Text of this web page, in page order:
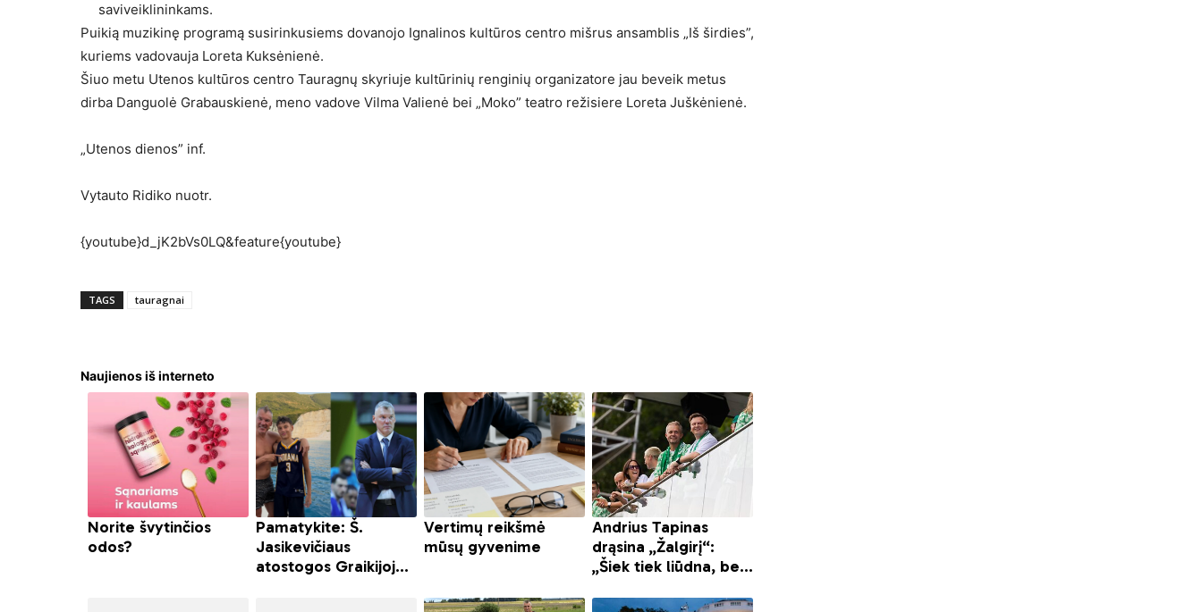
saviveiklininkams.
Puikią muzikinę programą susirinkusiems dovanojo Ignalinos kultūros centro mišrus ansamblis „Iš širdies”,
kuriems vadovauja Loreta Kuksėnienė.
Šiuo metu Utenos kultūros centro Tauragnų skyriuje kultūrinių renginių organizatore jau beveik metus
dirba Danguolė Grabauskienė, meno vadove Vilma Valienė bei „Moko” teatro režisiere Loreta Juškėnienė.
„Utenos dienos” inf.
Vytauto Ridiko nuotr.
{youtube}d_jK2bVs0LQ&feature{youtube}
TAGS tauragnai
Naujienos iš interneto